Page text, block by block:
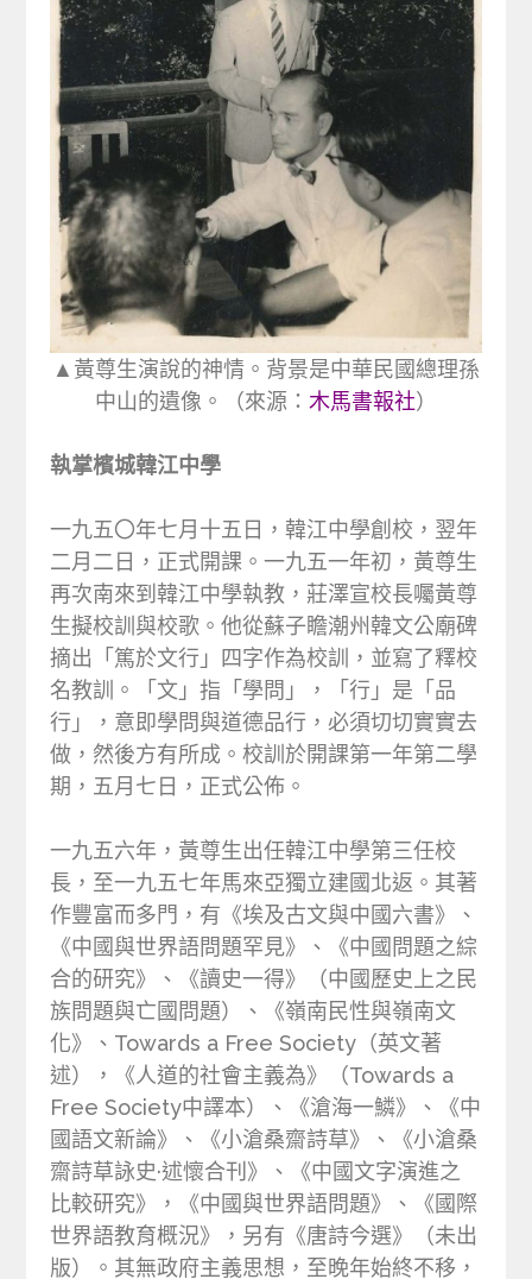
▲黃尊生演說的神情。背景是中華民國總理孫
中山的遺像。（來源： 木馬書報社）
執掌檳城韓江中學
一九五〇年七月十五日，韓江中學創校，翌年
二月二日，正式開課。一九五一年初，黃尊生
再次南來到韓江中學執教，莊澤宣校長囑黃尊
生擬校訓與校歌。他從蘇子瞻潮州韓文公廟碑
摘出「篤於文行」四字作為校訓，並寫了釋校
名教訓。「文」指「學問」，「行」是「品
行」，意即學問與道德品行，必須切切實實去
做，然後方有所成。校訓於開課第一年第二學
期，五月七日，正式公佈。
一九五六年，黃尊生出任韓江中學第三任校
長，至一九五七年馬來亞獨立建國北返。其著
作豐富而多門，有《埃及古文與中國六書》、
《中國與世界語問題罕見》、《中國問題之綜
合的研究》、《讀史一得》（中國歷史上之民
族問題與亡國問題）、《嶺南民性與嶺南文
化》、Towards a Free Society（英文著
述），《人道的社會主義為》（Towards a
Free Society中譯本）、《滄海一鱗》、《中
國語文新論》、《小滄桑齋詩草》、《小滄桑
齋詩草詠史·述懷合刊》、《中國文字演進之
比較研究》，《中國與世界語問題》、《國際
世界語教育概況》，另有《唐詩今選》（未出
版）。其無政府主義思想，至晚年始終不移，